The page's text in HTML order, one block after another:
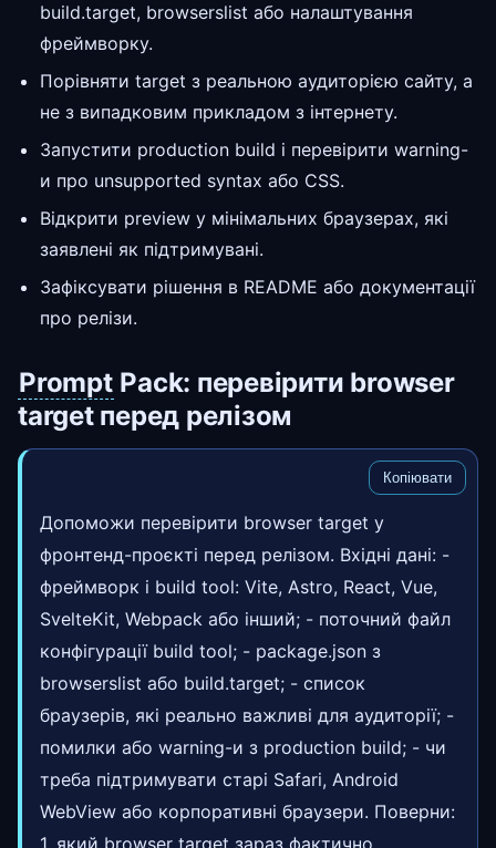
build.target, browserslist або налаштування
фреймворку.
Порівняти target з реальною аудиторією сайту, а
не з випадковим прикладом з інтернету.
Запустити production build і перевірити warning-
и про unsupported syntax або CSS.
Відкрити preview у мінімальних браузерах, які
заявлені як підтримувані.
Зафіксувати рішення в README або документації
про релізи.
Prompt Pack: перевірити browser
target перед релізом
Копіювати
Допоможи перевірити browser target у
фронтенд-проєкті перед релізом. Вхідні дані: -
фреймворк і build tool: Vite, Astro, React, Vue,
SvelteKit, Webpack або інший; - поточний файл
конфігурації build tool; - package.json з
browserslist або build.target; - список
браузерів, які реально важливі для аудиторії; -
помилки або warning-и з production build; - чи
треба підтримувати старі Safari, Android
WebView або корпоративні браузери. Поверни:
1. який browser target зараз фактично